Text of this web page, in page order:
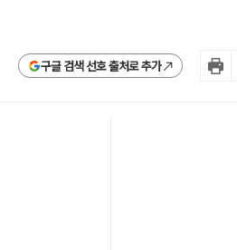
구글 검색 선호 출처로 추가